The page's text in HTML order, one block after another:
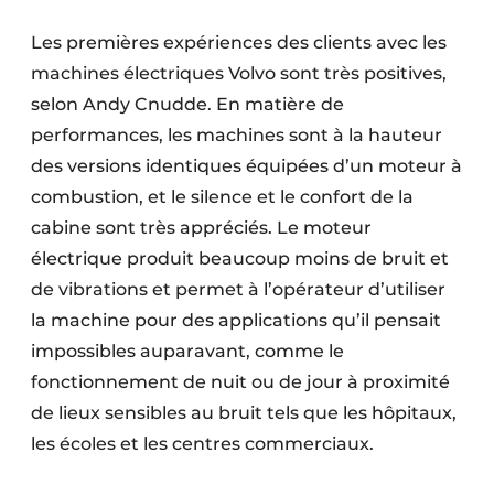
Les premières expériences des clients avec les
machines électriques Volvo sont très positives,
selon Andy Cnudde. En matière de
performances, les machines sont à la hauteur
des versions identiques équipées d’un moteur à
combustion, et le silence et le confort de la
cabine sont très appréciés. Le moteur
électrique produit beaucoup moins de bruit et
de vibrations et permet à l’opérateur d’utiliser
la machine pour des applications qu’il pensait
impossibles auparavant, comme le
fonctionnement de nuit ou de jour à proximité
de lieux sensibles au bruit tels que les hôpitaux,
les écoles et les centres commerciaux.